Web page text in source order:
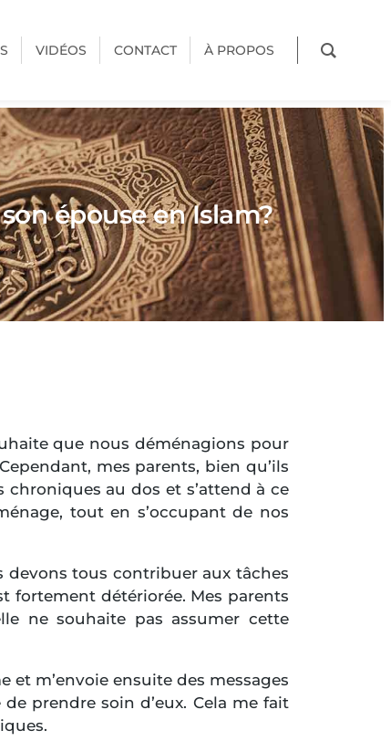
VIDÉOS CONTACT À PROPOS
épouse en Islam?
que nous déménagions pour
mes parents, bien qu’ils
au dos et s’attend à ce
tout en s’occupant de nos
devons tous contribuer aux tâches
fortement détériorée. Mes parents
ne souhaite pas assumer cette
et m’envoie ensuite des messages
prendre soin d’eux. Cela me fait